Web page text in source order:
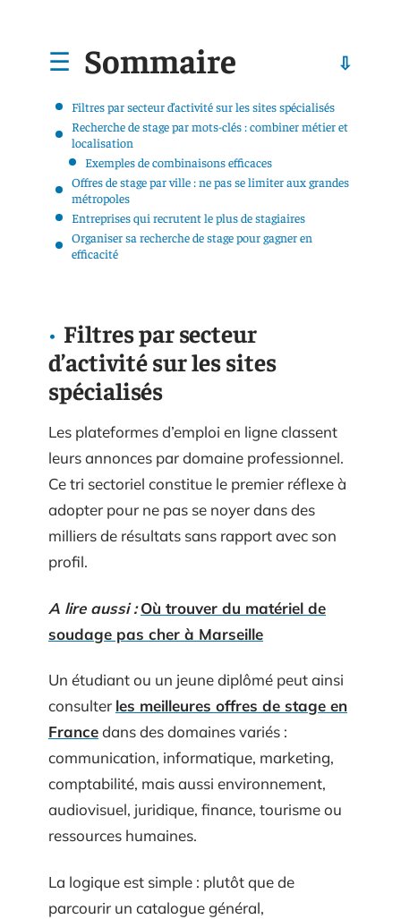
Sommaire
Filtres par secteur d’activité sur les sites spécialisés
Recherche de stage par mots-clés : combiner métier et
localisation
Exemples de combinaisons efficaces
Offres de stage par ville : ne pas se limiter aux grandes
métropoles
Entreprises qui recrutent le plus de stagiaires
Organiser sa recherche de stage pour gagner en
efficacité
Filtres par secteur
d’activité sur les sites
spécialisés
Les plateformes d’emploi en ligne classent
leurs annonces par domaine professionnel.
Ce tri sectoriel constitue le premier réflexe à
adopter pour ne pas se noyer dans des
milliers de résultats sans rapport avec son
profil.
A lire aussi : Où trouver du matériel de
soudage pas cher à Marseille
Un étudiant ou un jeune diplômé peut ainsi
consulter les meilleures offres de stage en
Francedans des domaines variés :
communication, informatique, marketing,
comptabilité, mais aussi environnement,
audiovisuel, juridique, finance, tourisme ou
ressources humaines.
La logique est simple : plutôt que de
parcourir un catalogue général,